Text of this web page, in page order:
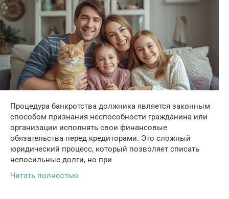
Процедура банкротства должника является законным
способом признания неспособности гражданина или
организации исполнять свои финансовые
обязательства перед кредиторами. Это сложный
юридический процесс, который позволяет списать
непосильные долги, но при
Читать полностью